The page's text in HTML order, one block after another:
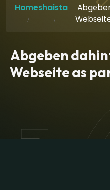
Homeshaista
Abgeben
Webseite as